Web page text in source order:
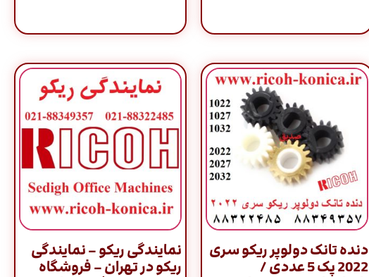
دنده تانک دولوپر ریکو سری
2022 پک 5 عددی /
نمایندگی ریکو – نمایندگی
ریکو در تهران – فروشگاه